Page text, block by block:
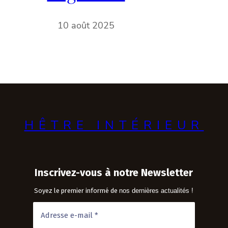
10 août 2025
HÊTRE INTÉRIEUR
Inscrivez-vous à notre Newsletter
Soyez le premier informé denos dernières actualités !